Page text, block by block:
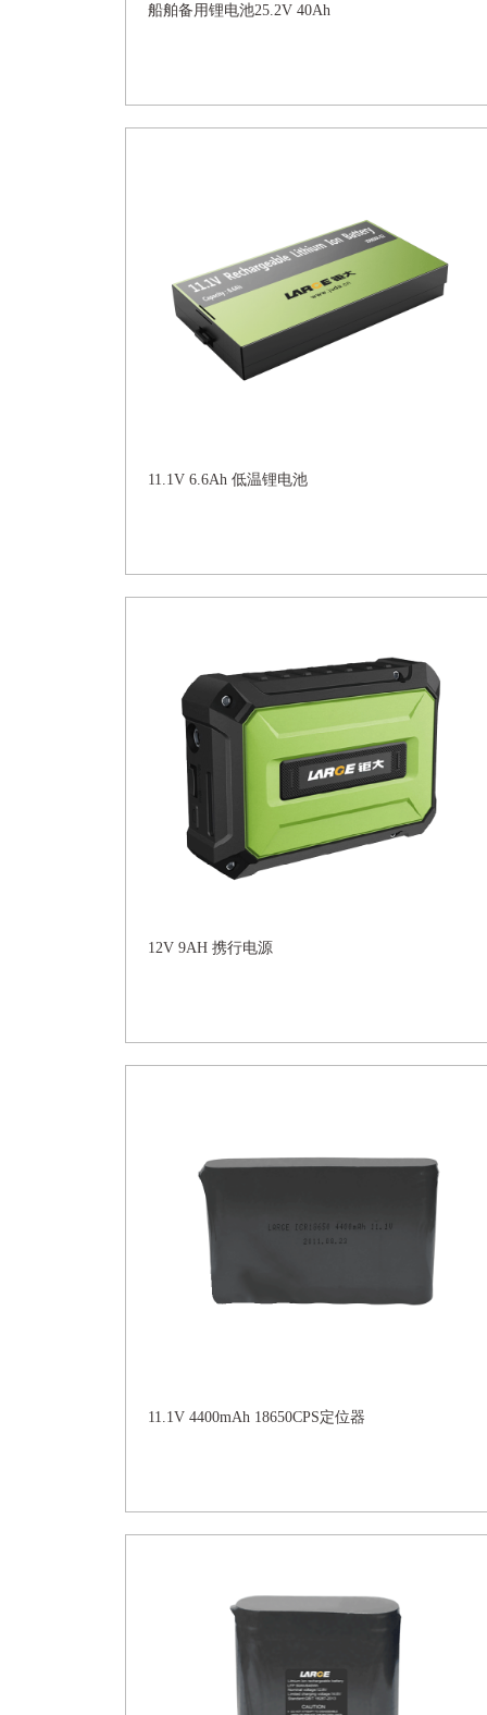
船舶备用锂电池25.2V 40Ah
11.1V 6.6Ah 低温锂电池
12V 9AH 携行电源
11.1V 4400mAh 18650CPS定位器